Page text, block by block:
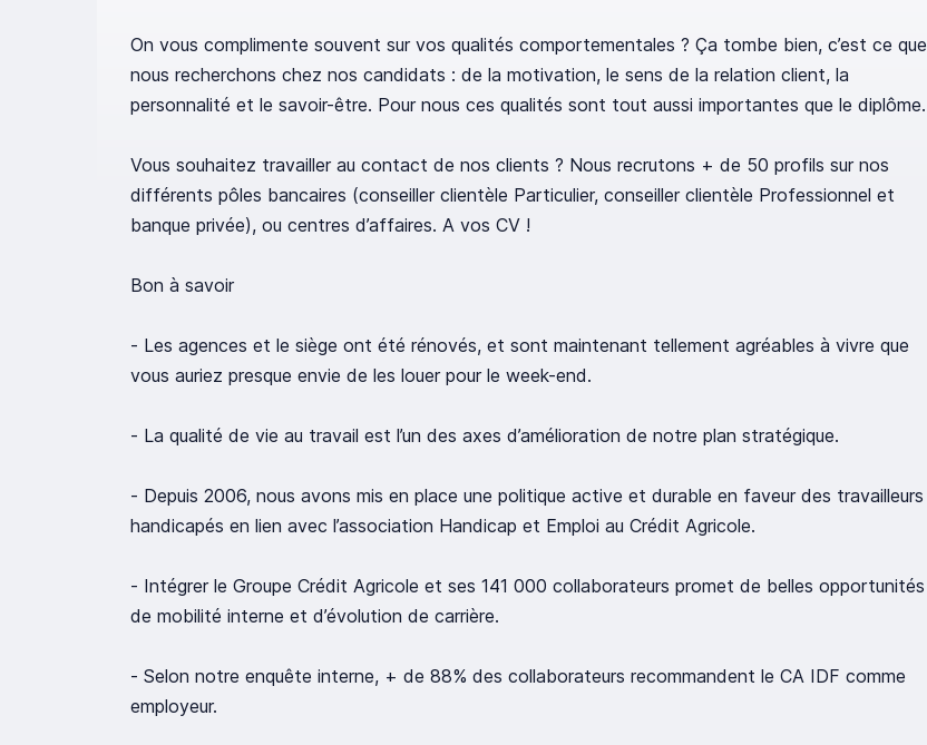
On vous complimente souvent sur vos qualités comportementales ? Ça tombe bien, c’est ce que
nous recherchons chez nos candidats : de la motivation, le sens de la relation client, la
personnalité et le savoir-être. Pour nous ces qualités sont tout aussi importantes que le diplôme.
Vous souhaitez travailler au contact de nos clients ? Nous recrutons + de 50 profils sur nos
différents pôles bancaires (conseiller clientèle Particulier, conseiller clientèle Professionnel et
banque privée), ou centres d’affaires. A vos CV !
Bon à savoir
- Les agences et le siège ont été rénovés, et sont maintenant tellement agréables à vivre que
vous auriez presque envie de les louer pour le week-end.
- La qualité de vie au travail est l’un des axes d’amélioration de notre plan stratégique.
- Depuis 2006, nous avons mis en place une politique active et durable en faveur des travailleurs
handicapés en lien avec l’association Handicap et Emploi au Crédit Agricole.
- Intégrer le Groupe Crédit Agricole et ses 141 000 collaborateurs promet de belles opportunités
de mobilité interne et d’évolution de carrière.
- Selon notre enquête interne, + de 88% des collaborateurs recommandent le CA IDF comme
employeur.